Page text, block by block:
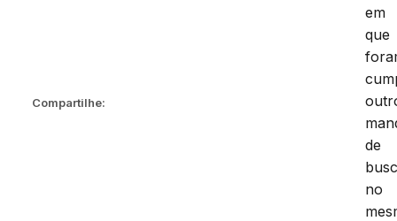
Compartilhe:
em
que
de
no